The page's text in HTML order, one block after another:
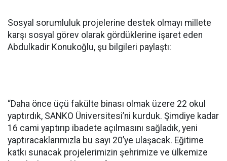
Sosyal sorumluluk projelerine destek olmayı millete
karşı sosyal görev olarak gördüklerine işaret eden
Abdulkadir Konukoğlu, şu bilgileri paylaştı:
“Daha önce üçü fakülte binası olmak üzere 22 okul
yaptırdık, SANKO Üniversitesi’ni kurduk. Şimdiye kadar
16 cami yaptırıp ibadete açılmasını sağladık, yeni
yaptıracaklarımızla bu sayı 20’ye ulaşacak. Eğitime
katkı sunacak projelerimizin şehrimize ve ülkemize